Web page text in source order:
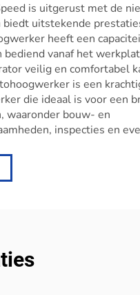
is uitgerust met de
uitstekende
heeft een
bediend vanaf het
veilig en comfortabel
is een
die ideaal is voor een
waaronder bouw- en
inspecties en